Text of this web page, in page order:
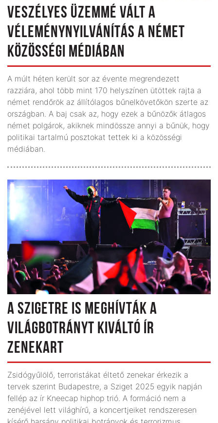
VESZÉLYES ÜZEMMÉ VÁLT A
VÉLEMÉNY­NYILVÁNÍTÁS A NÉMET
KÖZÖSSÉGI MÉDIÁBAN
A múlt héten került sor az évente megrendezett
razziára, ahol több mint 170 helyszínen ütöttek rajta a
német rendőrök az állítólagos bűnelkövetőkön szerte az
országban. A baj csak az, hogy ezek a bűnözők átlagos
német polgárok, akiknek mindössze annyi a bűnük, hogy
politikai tartalmú posztokat tettek ki a közösségi
médiában.
A SZIGETRE IS MEGHÍVTÁK A
VILÁGBOTRÁNYT KIVÁLTÓ ÍR
ZENEKART
Zsidógyűlölő, terroristákat éltető zenekar érkezik a
tervek szerint Budapestre, a Sziget 2025 egyik napján
fellép az ír Kneecap hiphop trió. A formáció nem a
zenéjével lett világhírű, a koncertjeiket rendszeresen